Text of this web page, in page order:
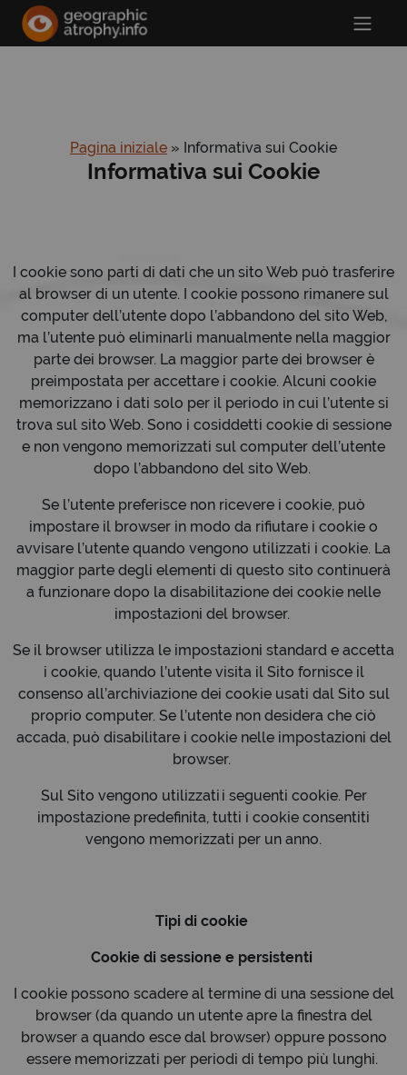
Pagina iniziale » Informativa sui Cookie
Informativa sui Cookie
I cookie sono parti di dati che un sito Web può trasferire
al browser di un utente. I cookie possono rimanere sul
computer dell’utente dopo l’abbandono del sito Web,
ma l’utente può eliminarli manualmente nella maggior
parte dei browser. La maggior parte dei browser è
preimpostata per accettare i cookie. Alcuni cookie
memorizzano i dati solo per il periodo in cui l’utente si
trova sul sito Web. Sono i cosiddetti cookie di sessione
e non vengono memorizzati sul computer dell’utente
dopo l’abbandono del sito Web.
Se l’utente preferisce non ricevere i cookie, può
impostare il browser in modo da rifiutare i cookie o
avvisare l’utente quando vengono utilizzati i cookie. La
maggior parte degli elementi di questo sito continuerà
a funzionare dopo la disabilitazione dei cookie nelle
impostazioni del browser.
Se il browser utilizza le impostazioni standard e accetta
i cookie, quando l’utente visita il Sito fornisce il
consenso all’archiviazione dei cookie usati dal Sito sul
proprio computer. Se l’utente non desidera che ciò
accada, può disabilitare i cookie nelle impostazioni del
browser.
Sul Sito vengono utilizzati i seguenti cookie. Per
impostazione predefinita, tutti i cookie consentiti
vengono memorizzati per un anno.
Tipi di cookie
Cookie di sessione e persistenti
I cookie possono scadere al termine di una sessione del
browser (da quando un utente apre la finestra del
browser a quando esce dal browser) oppure possono
essere memorizzati per periodi di tempo più lunghi.